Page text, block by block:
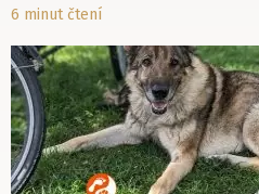
6 minut čtení